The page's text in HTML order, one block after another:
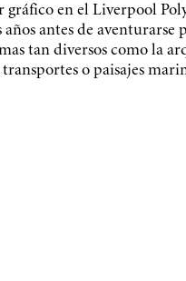
gráfico en el Liverpool
antes de aventurarse
tan diversos como la
o paisajes